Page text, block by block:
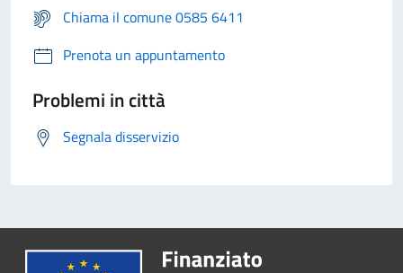
Chiama il comune 0585 6411
Prenota un appuntamento
Problemi in città
Segnala disservizio